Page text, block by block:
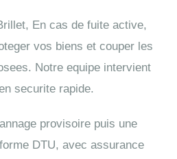
En cas de fuite active,
vos biens et couper les
Notre equipe intervient
securite rapide.
provisoire puis une
DTU, avec assurance